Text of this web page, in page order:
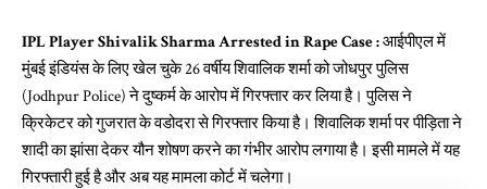
IPL Player Shivalik Sharma Arrested in Rape Case :आईपीएल में
मुंबई इंडियंस के लिए खेल चुके 26 वर्षीय शिवालिक शर्मा को जोधपुर पुलिस
(Jodhpur Police) ने दुष्कर्म के आरोप में गिरफ्तार कर लिया है। पुलिस ने
क्रिकेटर को गुजरात के वडोदरा से गिरफ्तार किया है। शिवालिक शर्मा पर पीड़िता ने
शादी का झांसा देकर यौन शोषण करने का गंभीर आरोप लगाया है। इसी मामले में यह
गिरफ्तारी हुई है और अब यह मामला कोर्ट में चलेगा।